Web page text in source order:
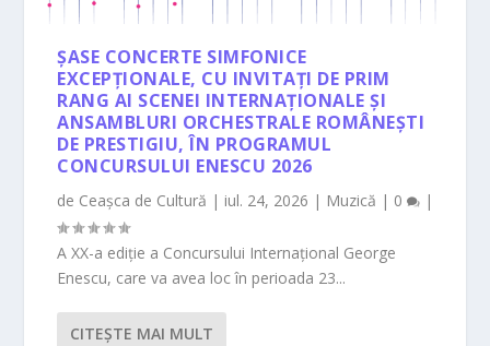
ȘASE CONCERTE SIMFONICE
EXCEPȚIONALE, CU INVITAȚI DE PRIM
RANG AI SCENEI INTERNAȚIONALE ȘI
ANSAMBLURI ORCHESTRALE ROMÂNEȘTI
DE PRESTIGIU, ÎN PROGRAMUL
CONCURSULUI ENESCU 2026
de Ceașca de Cultură | iul. 24, 2026 | Muzică | 0 |
A XX-a ediție a Concursului Internațional George
Enescu, care va avea loc în perioada 23...
CITEŞTE MAI MULT